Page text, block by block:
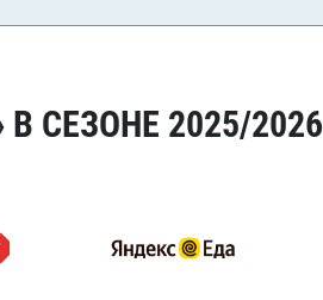
СЕЗОНЕ 2025/2026